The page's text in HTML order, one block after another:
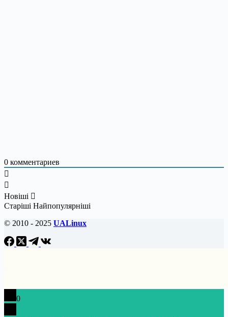
0 комментариев
Новіші
Старіші Найпопулярніші
© 2010 - 2025 UALinux
0